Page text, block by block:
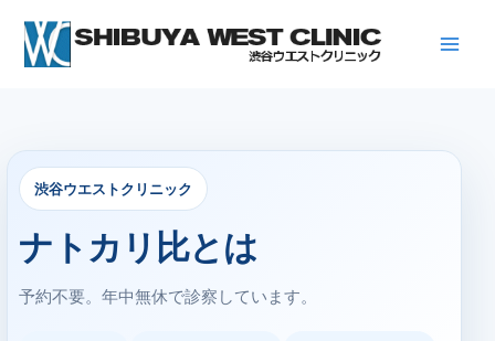
渋谷ウエストクリニック
ナトカリ比とは
予約不要。年中無休で診察しています。